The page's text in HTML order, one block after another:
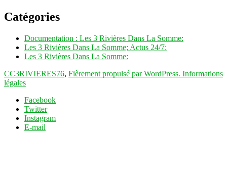
Catégories
Documentation : Les 3 Rivières Dans La Somme:
Les 3 Rivières Dans La Somme; Actus 24/7:
Les 3 Rivières Dans La Somme:
CC3RIVIERES76, Fièrement propulsé par WordPress. Informations
légales
Facebook
Twitter
Instagram
E-mail